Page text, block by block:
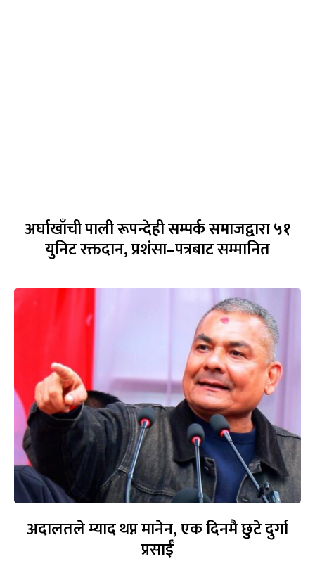
अर्घाखाँची पाली रूपन्देही सम्पर्क समाजद्वारा ५१
युनिट रक्तदान, प्रशंसा–पत्रबाट सम्मानित
अदालतले म्याद थप्न मानेन, एक दिनमै छुटे दुर्गा
प्रसाईँ